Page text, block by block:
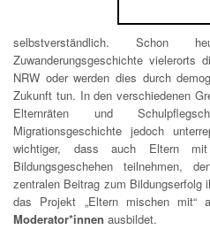
selbstverständlich.
Zuwanderungsgeschichte vielerorts
NRW oder werden dies durch
Zukunft tun. In den verschiedenen
Elternräten und
Migrationsgeschichte jedoch
wichtiger, dass auch Eltern mit
Bildungsgeschehen teilnehmen,
zentralen Beitrag zum
das Projekt „Eltern mischen mit“
Moderator*innen ausbildet.